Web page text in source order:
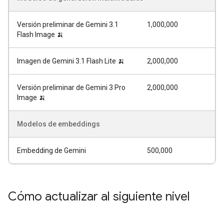
Versión preliminar de Gemini 3.1
Flash Image 🍌
1,000,000
Imagen de Gemini 3.1 Flash Lite 🍌 2,000,000
Versión preliminar de Gemini 3 Pro
Image 🍌
2,000,000
Modelos de embeddings
Embedding de Gemini 500,000
Cómo actualizar al siguiente nivel